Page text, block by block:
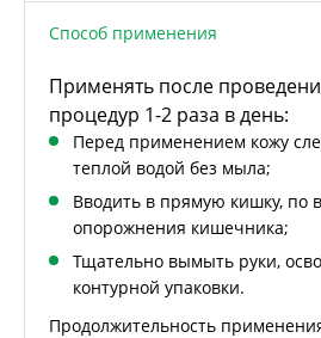
Способ применения
Применять после
процедур 1-2 раза в день:
Перед применением кожу
теплой водой без мыла;
Вводить в прямую кишку, по
опорожнения кишечника;
Тщательно вымыть руки,
контурной упаковки.
Продолжительность